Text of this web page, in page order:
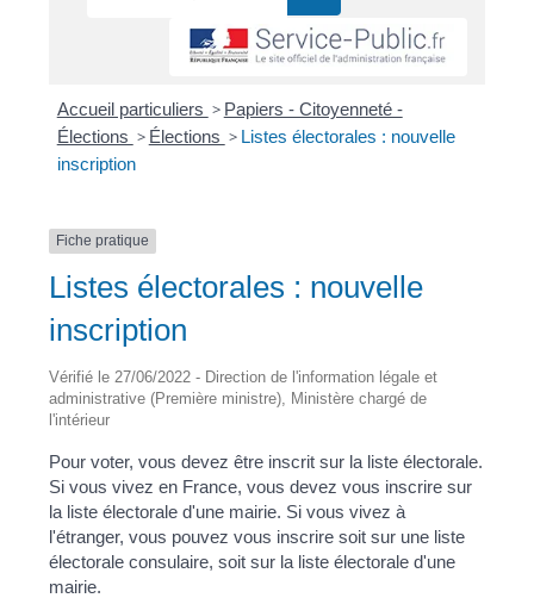
Accueil particuliers > Papiers - Citoyenneté -
Élections > Élections > Listes électorales : nouvelle
inscription
Fiche pratique
Listes électorales : nouvelle
inscription
Vérifié le 27/06/2022 - Direction de l'information légale et
administrative (Première ministre), Ministère chargé de
l'intérieur
Pour voter, vous devez être inscrit sur la liste électorale.
Si vous vivez en France, vous devez vous inscrire sur
la liste électorale d'une mairie. Si vous vivez à
l'étranger, vous pouvez vous inscrire soit sur une liste
électorale consulaire, soit sur la liste électorale d'une
mairie.